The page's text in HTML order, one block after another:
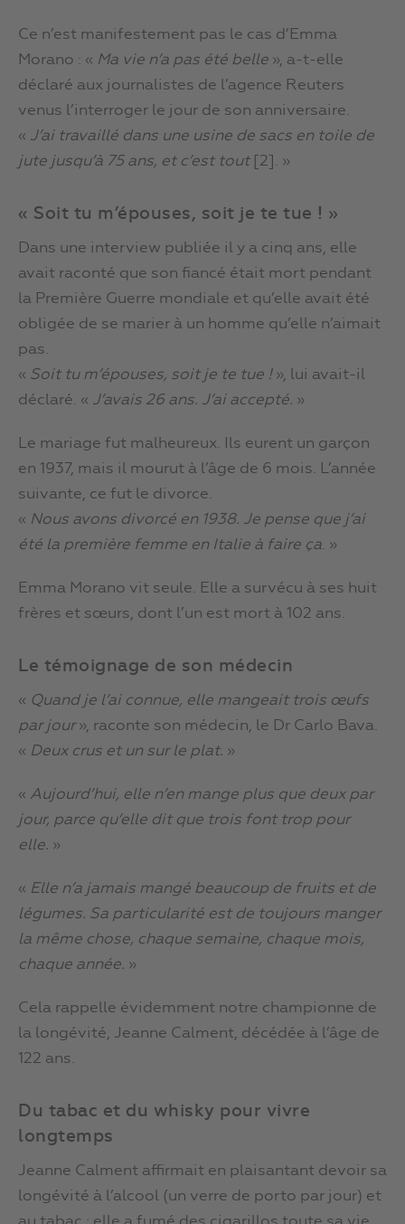
Ce n’est manifestement pas le cas d’Emma
Morano : « Ma vie n’a pas été belle », a-t-elle
déclaré aux journalistes de l’agence Reuters
venus l’interroger le jour de son anniversaire.
« J’ai travaillé dans une usine de sacs en toile de
jute jusqu’à 75 ans, et c’est tout[2]. »
« Soit tu m’épouses, soit je te tue ! »
Dans une interview publiée il y a cinq ans, elle
avait raconté que son fiancé était mort pendant
la Première Guerre mondiale et qu’elle avait été
obligée de se marier à un homme qu’elle n’aimait
pas.
« Soit tu m’épouses, soit je te tue ! », lui avait-il
déclaré. « J’avais 26 ans. J’ai accepté. »
Le mariage fut malheureux. Ils eurent un garçon
en 1937, mais il mourut à l’âge de 6 mois. L’année
suivante, ce fut le divorce.
« Nous avons divorcé en 1938. Je pense que j’ai
été la première femme en Italie à faire ça. »
Emma Morano vit seule. Elle a survécu à ses huit
frères et sœurs, dont l’un est mort à 102 ans.
Le témoignage de son médecin
« Quand je l’ai connue, elle mangeait trois œufs
par jour», raconte son médecin, le Dr Carlo Bava.
« Deux crus et un sur le plat. »
« Aujourd’hui, elle n’en mange plus que deux par
jour, parce qu’elle dit que trois font trop pour
elle. »
« Elle n’a jamais mangé beaucoup de fruits et de
légumes. Sa particularité est de toujours manger
la même chose, chaque semaine, chaque mois,
chaque année. »
Cela rappelle évidemment notre championne de
la longévité, Jeanne Calment, décédée à l’âge de
122 ans.
Du tabac et du whisky pour vivre
longtemps
Jeanne Calment affirmait en plaisantant devoir sa
longévité à l’alcool (un verre de porto par jour) et